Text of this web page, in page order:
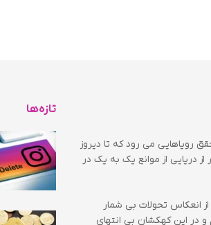
رویاهایی می رود که تا دیروز
دریایی از موانع یک به یک در
انعکاس تحولات بی شمار
و در این کهکشان بی انتهای
تازه‌ها